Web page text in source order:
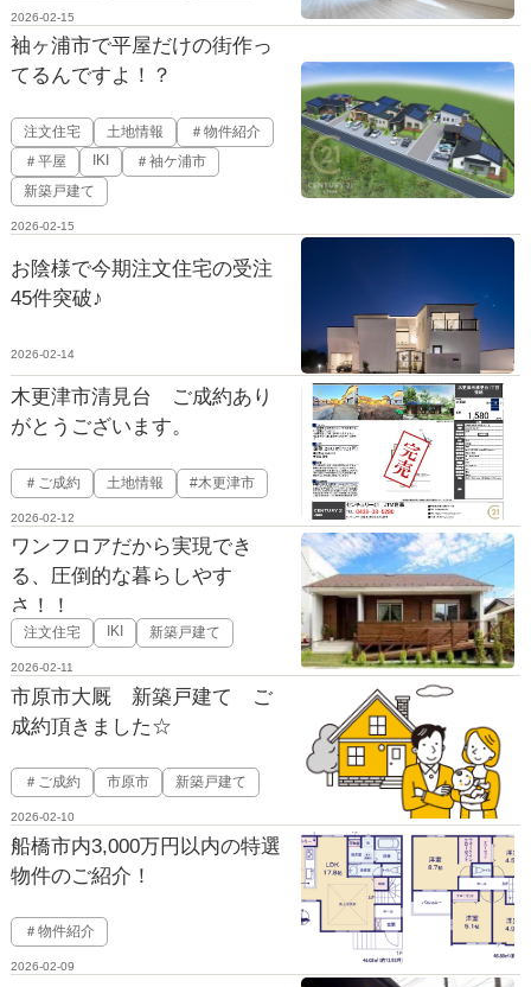
2026-02-15
袖ヶ浦市で平屋だけの街作っ
てるんですよ！？
注文住宅 土地情報
＃物件紹介
＃平屋
IKI
＃袖ケ浦市
新築戸建て
2026-02-15
お陰様で今期注文住宅の受注
45件突破♪
2026-02-14
木更津市清見台 ご成約あり
がとうございます。
＃ご成約 土地情報 #木更津市
2026-02-12
ワンフロアだから実現でき
る、圧倒的な暮らしやす
さ！！
注文住宅 IKI 新築戸建て
2026-02-11
市原市大厩 新築戸建て ご
成約頂きました☆
＃ご成約 市原市 新築戸建て
2026-02-10
船橋市内3,000万円以内の特選
物件のご紹介！
＃物件紹介
2026-02-09